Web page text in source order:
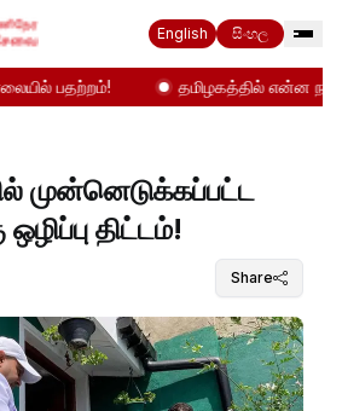
English සිංහල
பதற்றம்! தமிழகத்தில் என்ன
திட்டம்!
Share